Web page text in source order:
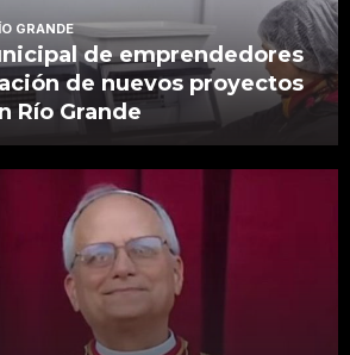
GRANDE
de emprendedores
de nuevos proyectos
Río Grande